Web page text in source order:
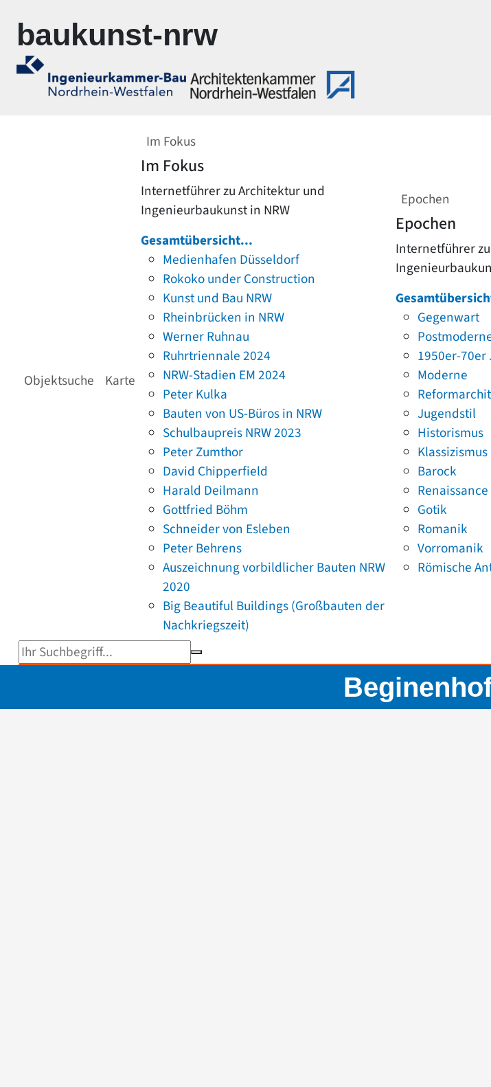
baukunst-nrw
Objektsuche Karte
Im Fokus
Im Fokus
Internetführer zu Architektur und
Ingenieurbaukunst in NRW
Gesamtübersicht...
Medienhafen Düsseldorf
Rokoko under Construction
Kunst und Bau NRW
Rheinbrücken in NRW
Werner Ruhnau
Ruhrtriennale 2024
NRW-Stadien EM 2024
Peter Kulka
Bauten von US-Büros in NRW
Schulbaupreis NRW 2023
Peter Zumthor
David Chipperfield
Harald Deilmann
Gottfried Böhm
Schneider von Esleben
Peter Behrens
Auszeichnung vorbildlicher Bauten NRW
2020
Big Beautiful Buildings (Großbauten der
Nachkriegszeit)
Epochen
Epochen
Internetführer
Gegenwart
1950er-70er
Moderne
Jugendstil
Historismus
Klassizismus
Barock
Renaissance
Gotik
Romanik
Vorromanik
Römische
Suchbegriff eingeben